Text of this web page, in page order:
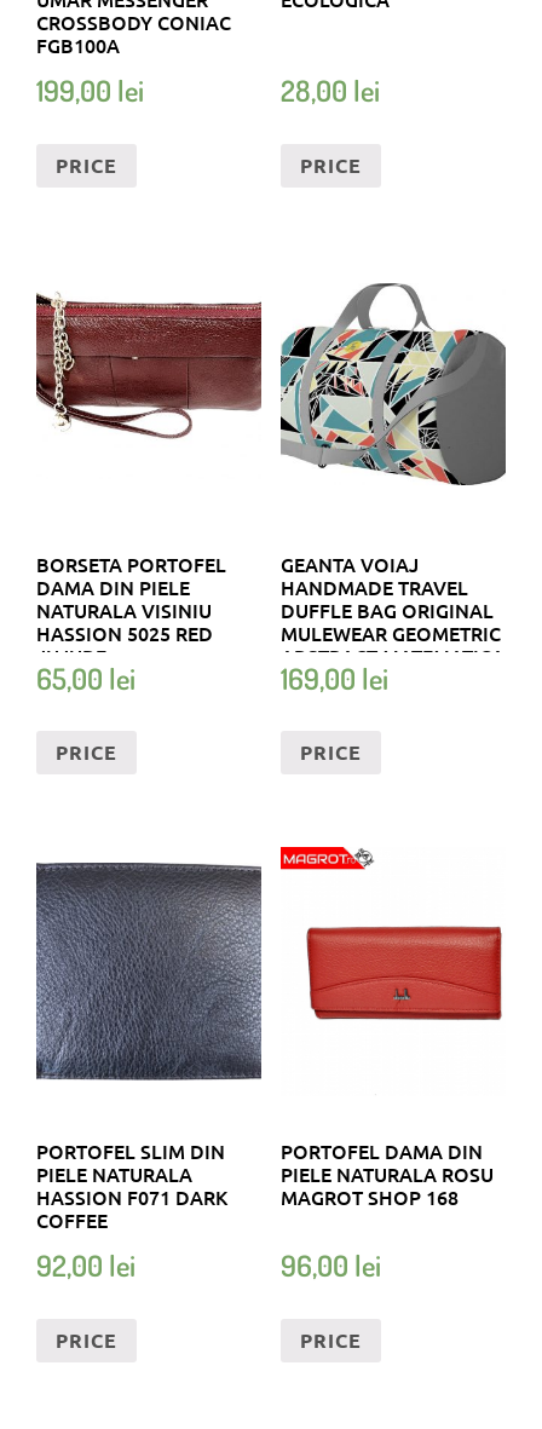
CROSSBODY CONIAC
FGB100A
199,00 lei
PRICE
28,00 lei
PRICE
BORSETA PORTOFEL
DAMA DIN PIELE
NATURALA VISINIU
HASSION 5025 RED
JUJUBE
65,00 lei
PRICE
GEANTA VOIAJ
HANDMADE TRAVEL
DUFFLE BAG ORIGINAL
MULEWEAR GEOMETRIC
ABSTRACT MATEMATICA
CHILDHOOD MATH
MULTICOLOR 46 L
169,00 lei
PRICE
PORTOFEL SLIM DIN
PIELE NATURALA
HASSION F071 DARK
COFFEE
92,00 lei
PRICE
PORTOFEL DAMA DIN
PIELE NATURALA ROSU
MAGROT SHOP 168
96,00 lei
PRICE